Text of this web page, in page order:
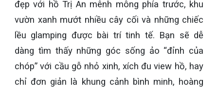
đẹp với hồ Trị An mênh mông phía trước, khu
vườn xanh mướt nhiều cây cối và những chiếc
lều glamping được bài trí tinh tế. Bạn sẽ dễ
dàng tìm thấy những góc sống ảo “đỉnh của
chóp” với cầu gỗ nhỏ xinh, xích đu view hồ, hay
chỉ đơn giản là khung cảnh bình minh, hoàng